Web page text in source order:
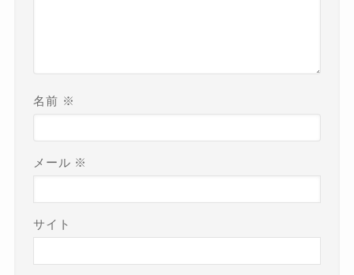
名前 ※
メール ※
サイト